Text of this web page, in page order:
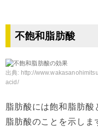
不飽和脂肪酸
出典: http://
acid/
脂肪酸には飽和脂肪
脂肪酸のことを示し